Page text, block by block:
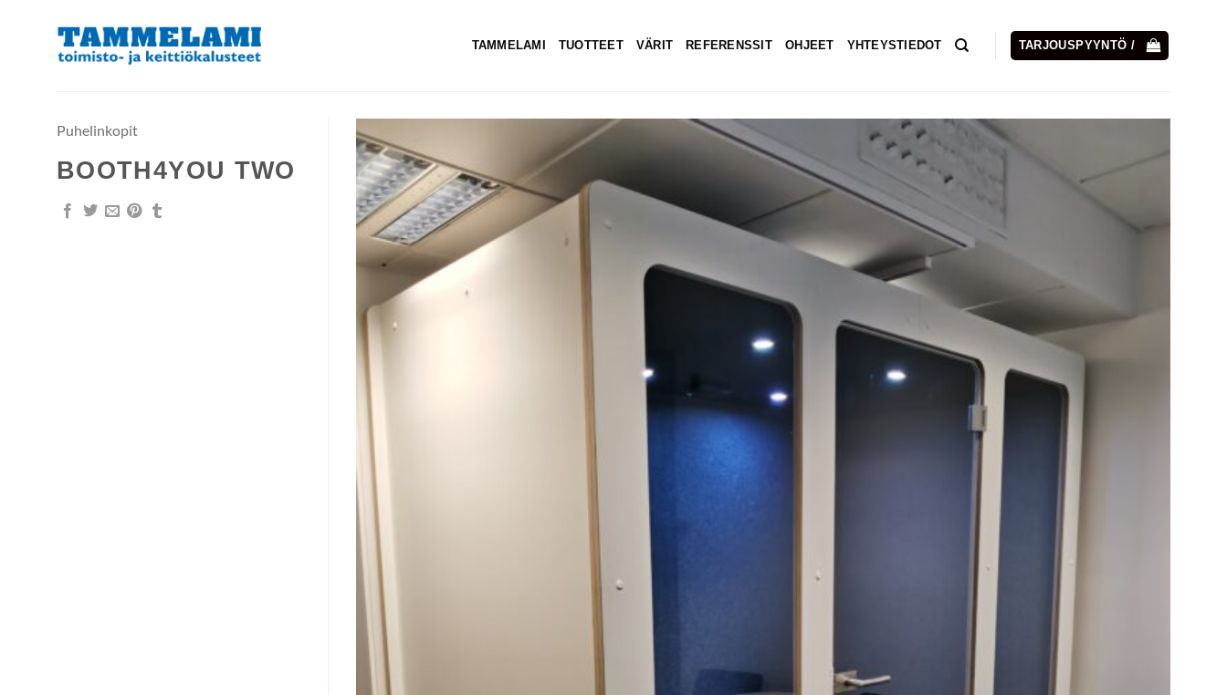
TAMMELAMI TUOTTEET VÄRIT REFERENSSIT OHJEET YHTEYSTIEDOT TARJOUSPYYNTÖ /
Puhelinkopit
BOOTH4YOU TWO